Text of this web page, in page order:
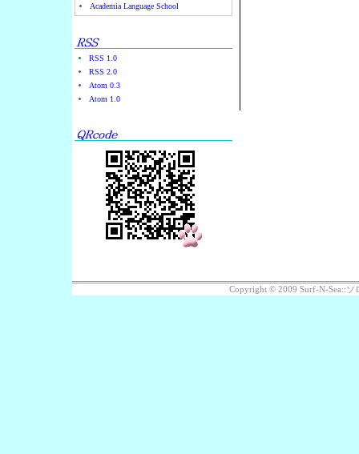
Academia Language School
RSS 1.0
RSS 2.0
Atom 0.3
Atom 1.0
Copyright © 2009 Surf-N-Sea::